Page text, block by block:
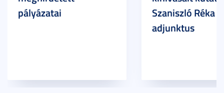
pályázatai
Szaniszló Réka
adjunktus